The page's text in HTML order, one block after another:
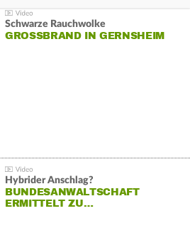
Schwarze Rauchwolke
GROSSBRAND IN GERNSHEIM
Hybrider Anschlag?
BUNDESANWALTSCHAFT
ERMITTELT ZU…